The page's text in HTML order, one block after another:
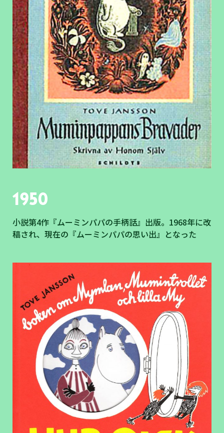
1950
小説第4作『ムーミンパパの手柄話』出版。1968年に改
稿され、現在の『ムーミンパパの思い出』となった